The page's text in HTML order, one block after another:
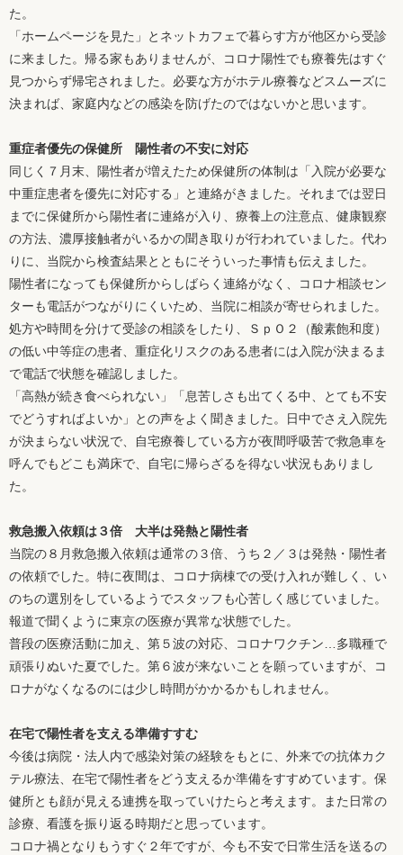
た。
「ホームページを見た」とネットカフェで暮らす方が他区から受診
に来ました。帰る家もありませんが、コロナ陽性でも療養先はすぐ
見つからず帰宅されました。必要な方がホテル療養などスムーズに
決まれば、家庭内などの感染を防げたのではないかと思います。
重症者優先の保健所 陽性者の不安に対応
同じく７月末、陽性者が増えたため保健所の体制は「入院が必要な
中重症患者を優先に対応する」と連絡がきました。それまでは翌日
までに保健所から陽性者に連絡が入り、療養上の注意点、健康観察
の方法、濃厚接触者がいるかの聞き取りが行われていました。代わ
りに、当院から検査結果とともにそういった事情も伝えました。
陽性者になっても保健所からしばらく連絡がなく、コロナ相談セン
ターも電話がつながりにくいため、当院に相談が寄せられました。
処方や時間を分けて受診の相談をしたり、ＳｐＯ２（酸素飽和度）
の低い中等症の患者、重症化リスクのある患者には入院が決まるま
で電話で状態を確認しました。
「高熱が続き食べられない」「息苦しさも出てくる中、とても不安
でどうすればよいか」との声をよく聞きました。日中でさえ入院先
が決まらない状況で、自宅療養している方が夜間呼吸苦で救急車を
呼んでもどこも満床で、自宅に帰らざるを得ない状況もありまし
た。
救急搬入依頼は３倍 大半は発熱と陽性者
当院の８月救急搬入依頼は通常の３倍、うち２／３は発熱・陽性者
の依頼でした。特に夜間は、コロナ病棟での受け入れが難しく、い
のちの選別をしているようでスタッフも心苦しく感じていました。
報道で聞くように東京の医療が異常な状態でした。
普段の医療活動に加え、第５波の対応、コロナワクチン…多職種で
頑張りぬいた夏でした。第６波が来ないことを願っていますが、コ
ロナがなくなるのには少し時間がかかるかもしれません。
在宅で陽性者を支える準備すすむ
今後は病院・法人内で感染対策の経験をもとに、外来での抗体カク
テル療法、在宅で陽性者をどう支えるか準備をすすめています。保
健所とも顔が見える連携を取っていけたらと考えます。また日常の
診療、看護を振り返る時期だと思っています。
コロナ禍となりもうすぐ２年ですが、今も不安で日常生活を送るの